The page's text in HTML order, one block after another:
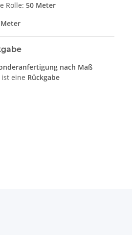
Rolle: 50 Meter
nach Maß
eine Rückgabe